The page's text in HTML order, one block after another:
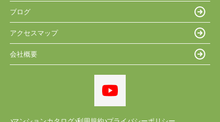
ブログ
アクセスマップ
会社概要